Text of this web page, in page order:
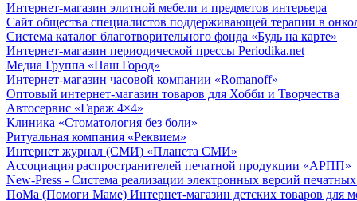
Интернет-магазин элитной мебели и предметов интерьера
Сайт общества специалистов поддерживающей терапии в
Система каталог благотворительного фонда «Будь на карте»
Интернет-магазин периодической прессы Periodika.net
Медиа Группа «Наш Город»
Интернет-магазин часовой компании «Romanoff»
Оптовый интернет-магазин товаров для Хобби и Творчества
Автосервис «Гараж 4×4»
Клиника «Стоматология без боли»
Ритуальная компания «Реквием»
Интернет журнал (СМИ) «Планета СМИ»
Ассоциация распространителей печатной продукции «АРПП»
New-Press - Система реализации электронных версий
ПоМа (Помоги Маме) Интернет-магазин детских товаров для